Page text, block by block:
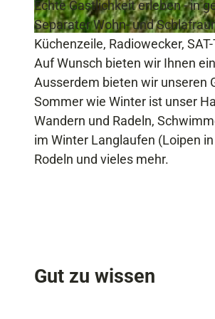
S
o
m
m
e
r
a
t
p
h
a
n
i
e
Echte Gastlichkeit erleben - in
Separater Wohn- und
Küchenzeile, Radiowecker,
Auf Wunsch bieten wir Ihnen
Ausserdem bieten wir unseren
Sommer wie Winter ist unser
Wandern und Radeln,
im Winter Langlaufen (Loipen
Rodeln und vieles mehr.
Gut zu wissen